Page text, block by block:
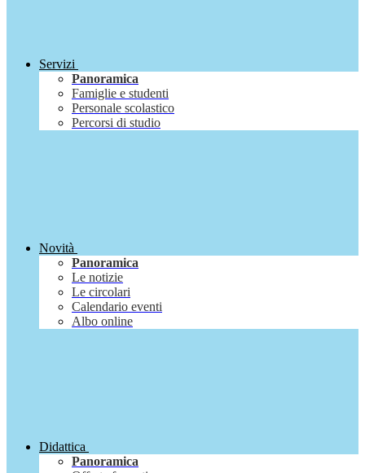
Servizi
Panoramica
Famiglie e studenti
Personale scolastico
Percorsi di studio
Novità
Panoramica
Le notizie
Le circolari
Calendario eventi
Albo online
Didattica
Panoramica